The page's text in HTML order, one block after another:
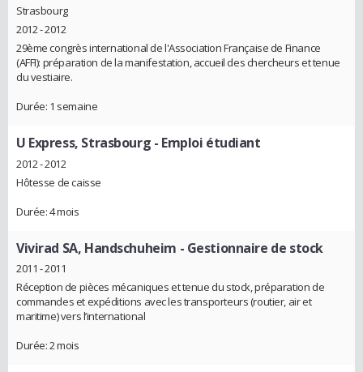
Strasbourg
2012 - 2012
29ème congrès international de l'Association Française de Finance
(AFFI): préparation de la manifestation, accueil des chercheurs et tenue
du vestiaire.
Durée: 1 semaine
U Express, Strasbourg - Emploi étudiant
2012 - 2012
Hôtesse de caisse
Durée: 4 mois
Vivirad SA, Handschuheim - Gestionnaire de stock
2011 - 2011
Réception de pièces mécaniques et tenue du stock, préparation de
commandes et expéditions avec les transporteurs (routier, air et
maritime) vers l’international
Durée: 2 mois